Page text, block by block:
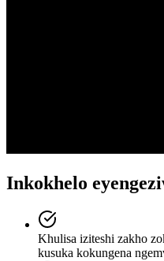
Inkokhelo
Khulisa iziteshi zakho
kusuka kokungena